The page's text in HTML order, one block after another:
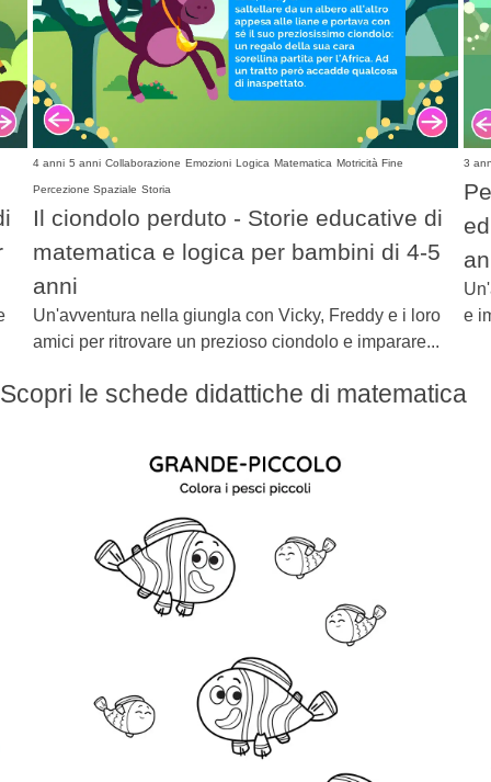
4 anni 5 anni Collaborazione Emozioni Logica Matematica Motricità Fine
Percezione Spaziale Storia
Il ciondolo perduto - Storie educative di
matematica e logica per bambini di 4-5
anni
Un'avventura nella giungla con Vicky, Freddy e i loro
amici per ritrovare un prezioso ciondolo e imparare...
3
e
Scopri le schede didattiche di matematica